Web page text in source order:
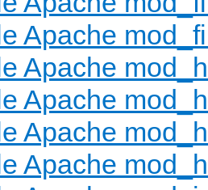
Apache
Apache
Apache
Apache
Apache